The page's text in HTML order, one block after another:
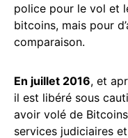
police pour le vol et
bitcoins, mais pour
comparaison.
En juillet 2016, et
il est libéré sous
avoir volé de
services judiciaires